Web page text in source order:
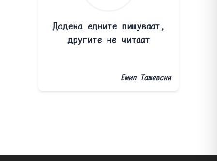
Додека едните пишуваат,
другите не читаат
Емил Ташевски